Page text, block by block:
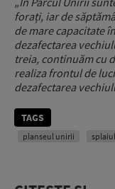
forați, iar de
de mare capacitate
dezafectarea
treia, continuăm cu
realiza frontul de
dezafectarea
TAGS
planseul unirii